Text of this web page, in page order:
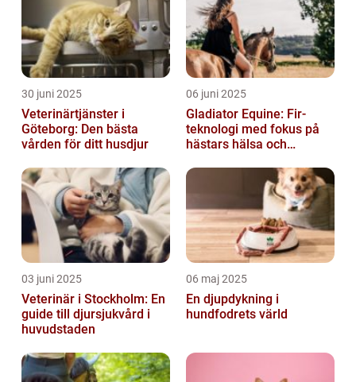
30 juni 2025
Veterinärtjänster i
Göteborg: Den bästa
vården för ditt husdjur
06 juni 2025
Gladiator Equine: Fir-
teknologi med fokus på
hästars hälsa och
03 juni 2025
Veterinär i Stockholm: En
guide till djursjukvård i
huvudstaden
06 maj 2025
En djupdykning i
hundfodrets värld